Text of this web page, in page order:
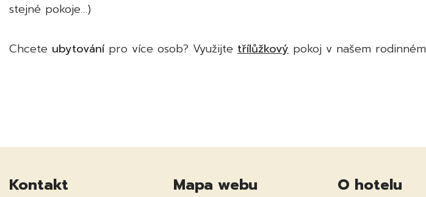
stejné pokoje…)
Chcete ubytování pro více osob? Využijte třílůžkový pokoj v našem rodinném
Kontakt Mapa webu O hotelu